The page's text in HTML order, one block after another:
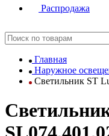
Распродажа
Главная
Наружное
Светильник ST